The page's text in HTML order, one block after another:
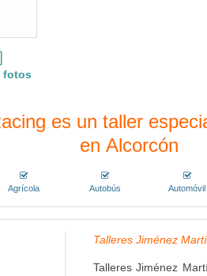
fotos
es un taller
en Alcorcón
Agrícola Autobús Automóvil
Talleres Jiménez
Talleres Jiménez